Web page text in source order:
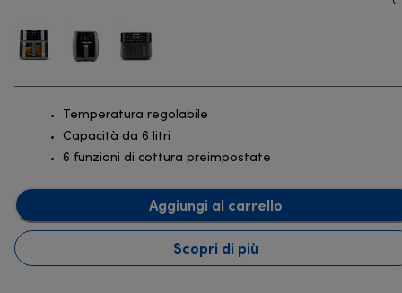
Temperatura regolabile
Capacità da 6 litri
6 funzioni di cottura preimpostate
Aggiungi al carrello
Scopri di più